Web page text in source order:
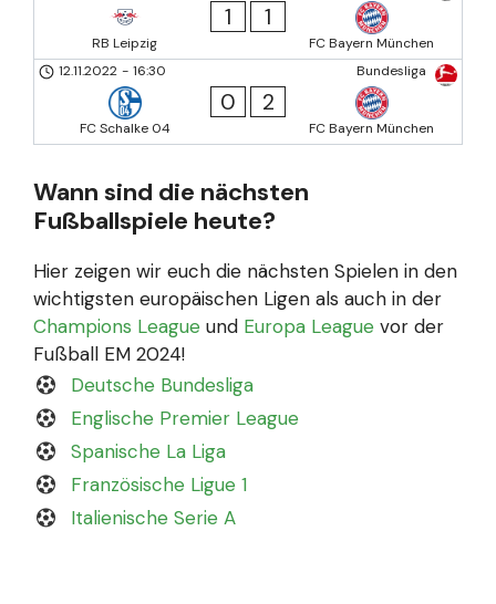
RB Leipzig
1 1
FC Bayern München
Bundesliga
12.11.2022 - 16:30
FC Schalke 04
0 2
FC Bayern München
Wann sind die nächsten
Fußballspiele heute?
Hier zeigen wir euch die nächsten Spielen in den
wichtigsten europäischen Ligen als auch in der
Champions League und Europa League vor der
Fußball EM 2024!
Deutsche Bundesliga
Englische Premier League
Spanische La Liga
Französische Ligue 1
Italienische Serie A